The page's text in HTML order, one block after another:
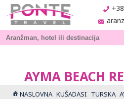
AYMA BEACH
NASLOVNA KUŠADASI TURSKA